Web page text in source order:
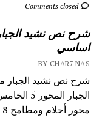
Comments closed
شرح نص نشيد
اساسي
BY CHAR7 NAS
شرح نص نشيد الجبار
الجبار
محور أحلام ومطامح 8 اساسي - ...